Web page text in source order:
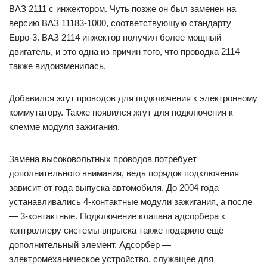
ВАЗ 2111 с инжектором. Чуть позже он был заменен на
версию ВАЗ 11183-1000, соответствующую стандарту
Евро-3. ВАЗ 2114 инжектор получил более мощный
двигатель, и это одна из причин того, что проводка 2114
также видоизменилась.
Добавился жгут проводов для подключения к электронному
коммутатору. Также появился жгут для подключения к
клемме модуля зажигания.
Замена высоковольтных проводов потребует
дополнительного внимания, ведь порядок подключения
зависит от года выпуска автомобиля. До 2004 года
устанавливались 4-контактные модули зажигания, а после
— 3-контактные. Подключение клапана адсорбера к
контроллеру системы впрыска также подарило ещё
дополнительный элемент. Адсорбер —
электромеханическое устройство, служащее для